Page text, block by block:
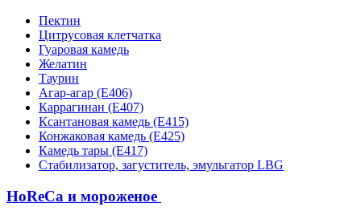
Пектин
Цитрусовая клетчатка
Гуаровая камедь
Желатин
Таурин
Агар-агар (Е406)
Каррагинан (Е407)
Ксантановая камедь (Е415)
Конжаковая камедь (Е425)
Камедь тары (Е417)
Стабилизатор, загуститель, эмульгатор LBG
HoReCa и мороженое